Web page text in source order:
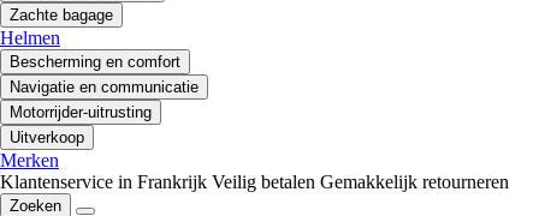
Zachte bagage
Helmen
Bescherming en comfort
Navigatie en communicatie
Motorrijder-uitrusting
Uitverkoop
Merken
Klantenservice in Frankrijk Veilig betalen Gemakkelijk retourneren
Zoeken